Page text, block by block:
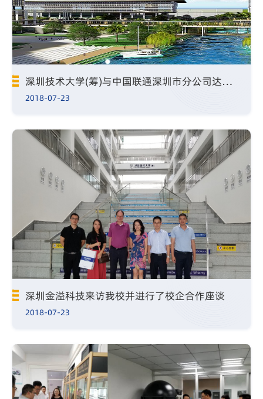
深圳技术大学(筹)与中国联通深圳市分公司达成战略合作
2018-07-23
深圳金溢科技来访我校并进行了校企合作座谈
2018-07-23